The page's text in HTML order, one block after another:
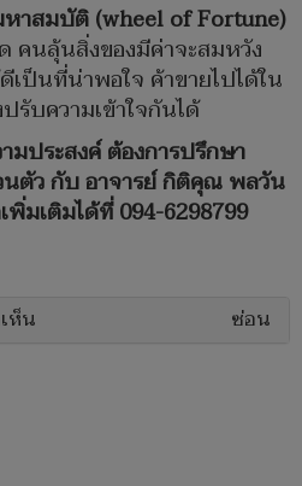
าสมบัติ (wheel of Fortune)
คนลุ้นสิ่งของมีค่าจะสมหวัง
เป็นที่น่าพอใจ ค้าขายไปได้ใน
บความเข้าใจกันได้
มประสงค์ ต้องการปรึกษา
นตัว กับ อาจารย์ กิติคุณ พลวัน
พิ่มเติมได้ที่ 094-6298799
ห็น ซ่อน